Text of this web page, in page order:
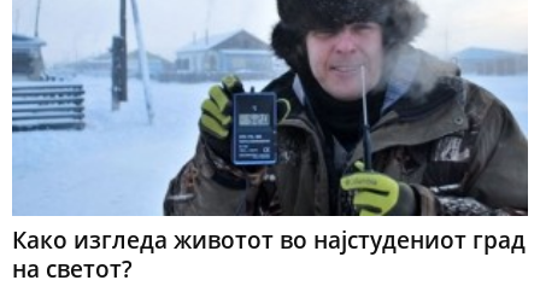
Како изгледа животот во најстудениот град
на светот?